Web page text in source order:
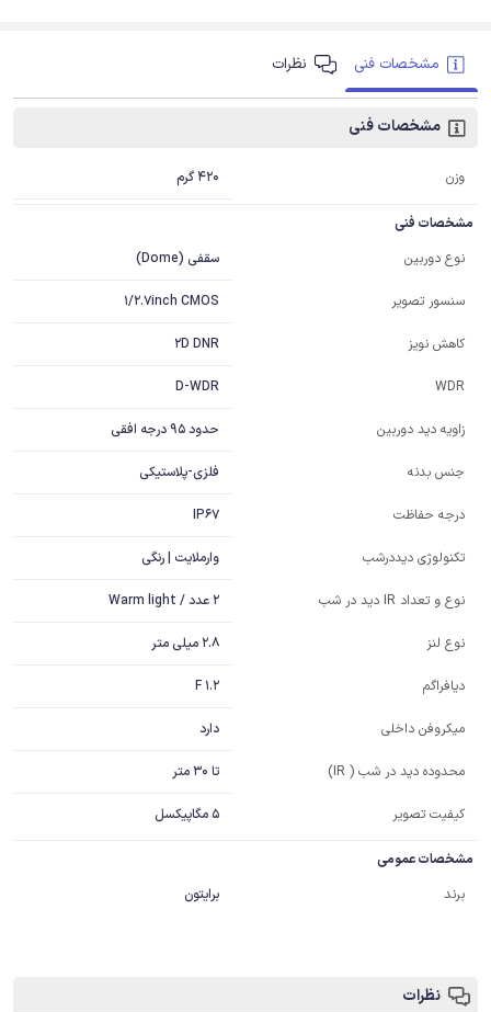
مشخصات فنی نظرات
مشخصات فنی
وزن 420 گرم
مشخصات فنی
نوع دوربین
سقفی (Dome)
سنسور تصویر 1/2.7inch CMOS
کاهش نویز 2D DNR
WDR
D-WDR
زاویه دید دوربین حدود 95 درجه افقی
جنس بدنه فلزی-پلاستیکی
درجه حفاظت IP67
تکنولوژی دیددرشب وارملایت | رنگی
نوع و تعداد IR دید در شب 2 عدد / Warm light
نوع لنز 2.8 میلی متر
دیافراگم F 1.2
میکروفن داخلی دارد
محدوده دید در شب ( IR) تا 30 متر
کیفیت تصویر 5 مگاپیکسل
مشخصات عمومی
برند
برایتون
نظرات